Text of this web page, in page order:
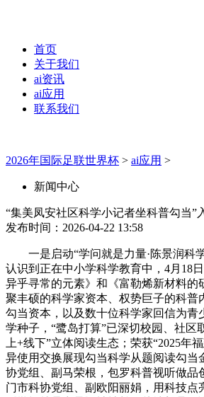
首页
关于我们
ai资讯
ai应用
联系我们
2026年国际足联世界杯 > ai应用 >
新闻中心
“集美凤安社区科学小记者坐科普勾当”
发布时间：2026-04-22 13:58
一是启动“学问就是力量·陈景润科学
认识到正在中小学科学教育中，4月18
异乎寻常的元素》和《富勒烯新材料的
聚丰硕的科学家资本、权势巨子的科普
勾当资本，以及数十位科学家回信为青
学种子，“鹭岛打算”已深切校园、社区
上+线下”立体阅读生态；荣获“2025年
异使用交换展现勾当科学从题阅读勾当
协党组、副马荣根，包罗科普视听做品
门市科协党组、副欧阳丽娟，用科技点